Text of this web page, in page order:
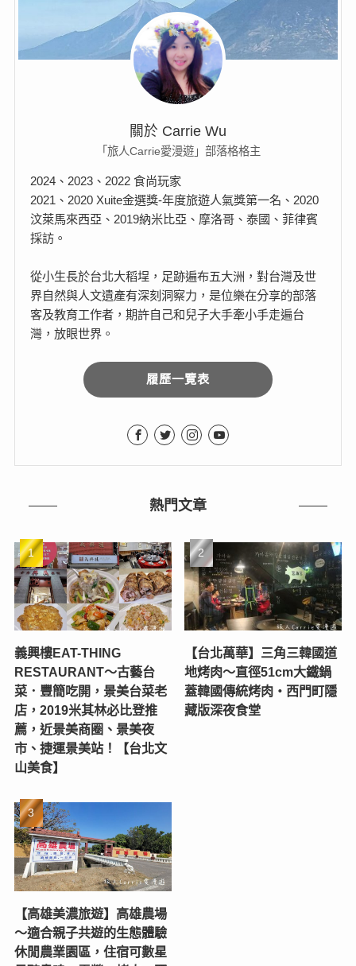
關於 Carrie Wu
「旅人Carrie愛漫遊」部落格格主
2024、2023、2022 食尚玩家
2021、2020 Xuite金選獎-年度旅遊人氣獎第一名、2020
汶萊馬來西亞、2019納米比亞、摩洛哥、泰國、菲律賓
採訪。
從小生長於台北大稻埕，足跡遍布五大洲，對台灣及世
界自然與人文遺產有深刻洞察力，是位樂在分享的部落
客及教育工作者，期許自己和兒子大手牽小手走遍台
灣，放眼世界。
履歷一覽表
熱門文章
義興樓EAT-THING
RESTAURANT〜古藝台
菜．豐簡吃開，景美台菜老
店，2019米其林必比登推
薦，近景美商圈、景美夜
市、捷運景美站！【台北文
山美食】
【台北萬華】三角三韓國道
地烤肉～直徑51cm大鐵鍋
蓋韓國傳統烤肉‧西門町隱
藏版深夜食堂
【高雄美濃旅遊】高雄農場
〜適合親子共遊的生態體驗
休閒農業園區，住宿可數星